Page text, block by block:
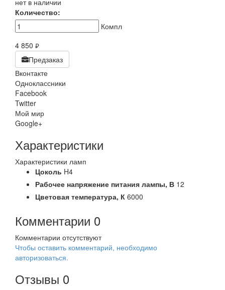
нет в наличии
Количество:
Компл
4 850 руб.
Предзаказ
Вконтакте
Одноклассники
Facebook
Twitter
Мой мир
Google+
Характеристики
Характеристики ламп
Цоколь H4
Рабочее напряжение питания лампы, В 12
Цветовая температура, К 6000
Комментарии 0
Комментарии отсутствуют
Чтобы оставить комментарий, необходимо
авторизоваться.
Отзывы 0